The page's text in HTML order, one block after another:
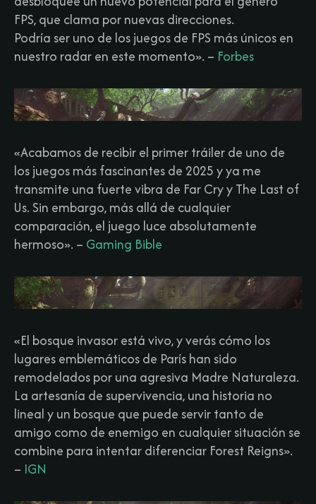
FPS, que clama por nuevas direcciones.
Podría ser uno de los juegos de FPS más únicos en
nuestro radar en este momento». – Forbes
«Acabamos de recibir el primer tráiler de uno de
los juegos más fascinantes de 2025 y ya me
transmite una fuerte vibra de Far Cry y The Last of
Us. Sin embargo, más allá de cualquier
comparación, el juego luce absolutamente
hermoso». – Gaming Bible
«El bosque invasor está vivo, y verás cómo los
lugares emblemáticos de París han sido
remodelados por una agresiva Madre Naturaleza.
La artesanía de supervivencia, una historia no
lineal y un bosque que puede servir tanto de
amigo como de enemigo en cualquier situación se
combine para intentar diferenciar Forest Reigns».
– IGN